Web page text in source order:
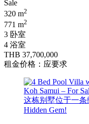
320 m2
771 m2
3 卧室
4 浴室
THB 37,700,000
租金价格：应要求
这栋别墅位于一
Hidden Gem!